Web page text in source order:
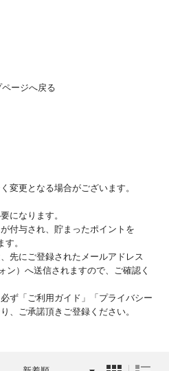
ページへ戻る
変更となる場合がございます。
になります。
付与され、貯まったポイントを
。
先にご登録されたメールアドレス
ン）へ送信されますので、ご確認く
ず「ご利用ガイド」「プライバシー
、ご承諾頂きご登録ください。